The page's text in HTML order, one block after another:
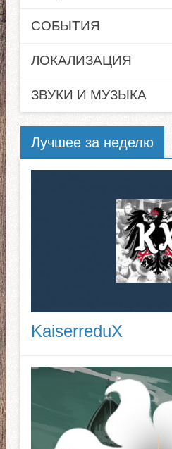
СОБЫТИЯ
ЛОКАЛИЗАЦИЯ
ЗВУКИ И МУЗЫКА
Лучшее за неделю
KaiserreduX